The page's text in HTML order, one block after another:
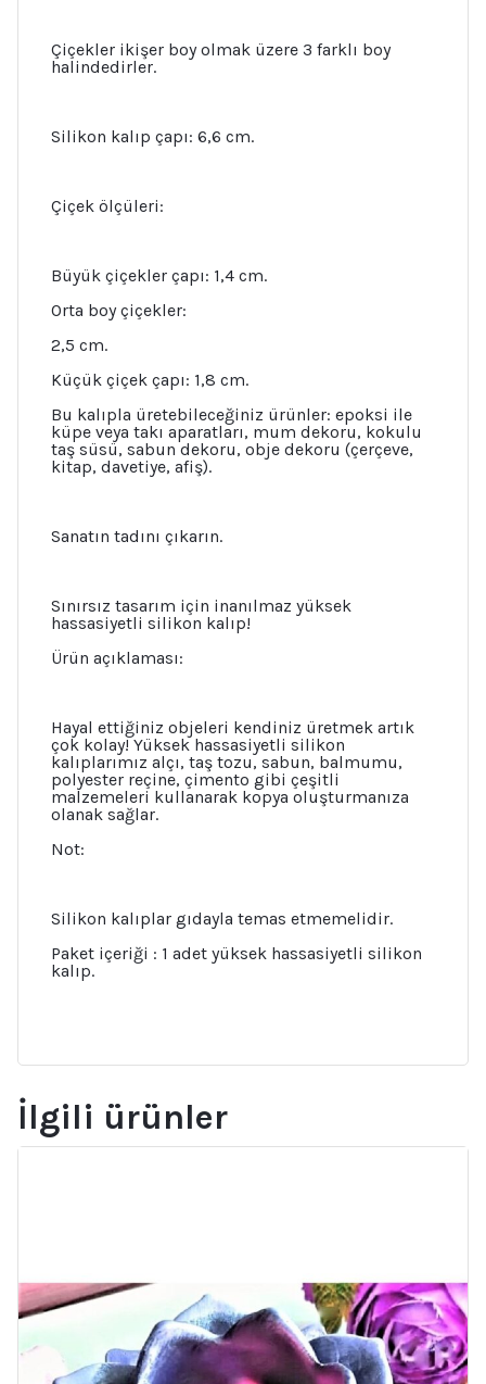
Çiçekler ikişer boy olmak üzere 3 farklı boy
halindedirler.
Silikon kalıp çapı: 6,6 cm.
Çiçek ölçüleri:
Büyük çiçekler çapı: 1,4 cm.
Orta boy çiçekler:
2,5 cm.
Küçük çiçek çapı: 1,8 cm.
Bu kalıpla üretebileceğiniz ürünler: epoksi ile
küpe veya takı aparatları, mum dekoru, kokulu
taş süsü, sabun dekoru, obje dekoru (çerçeve,
kitap, davetiye, afiş).
Sanatın tadını çıkarın.
Sınırsız tasarım için inanılmaz yüksek
hassasiyetli silikon kalıp!
Ürün açıklaması:
Hayal ettiğiniz objeleri kendiniz üretmek artık
çok kolay! Yüksek hassasiyetli silikon
kalıplarımız alçı, taş tozu, sabun, balmumu,
polyester reçine, çimento gibi çeşitli
malzemeleri kullanarak kopya oluşturmanıza
olanak sağlar.
Not:
Silikon kalıplar gıdayla temas etmemelidir.
Paket içeriği : 1 adet yüksek hassasiyetli silikon
kalıp.
İlgili ürünler